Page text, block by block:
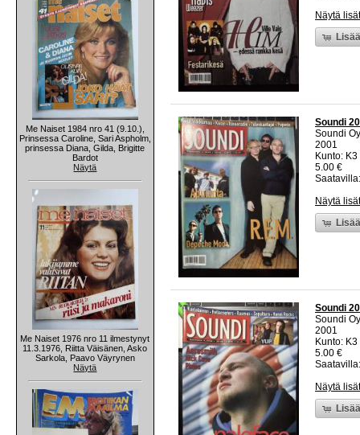
Me Naiset 1984 nro 41 (9.10.),
Prinsessa Caroline, Sari Aspholm,
prinsessa Diana, Gilda, Brigitte
Bardot
Näytä
Me Naiset 1976 nro 11 ilmestynyt
11.3.1976, Riitta Väisänen, Asko
Sarkola, Paavo Väyrynen
Näytä
Näytä
Soundi
Soundi Oy
2001
Kunto:
5.00 €
Näytä
Soundi
Soundi Oy
2001
Kunto:
5.00 €
Näytä